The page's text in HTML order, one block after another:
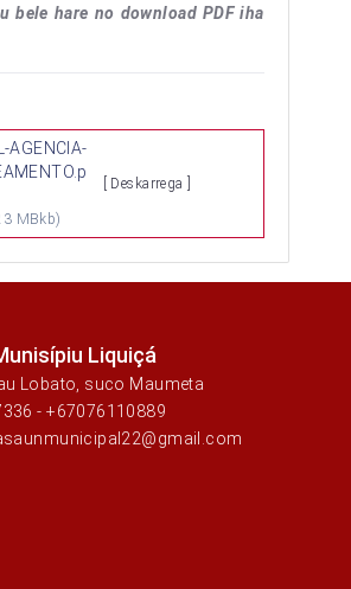
bele hare no download PDF iha
AGENCIA-
MBkb)
[ Deskarrega ]
Liquiçá
Lobato, suco Maumeta
- +67076110889